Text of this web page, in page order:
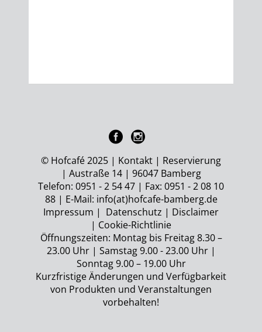
© Hofcafé 2025 | Kontakt | Reservierung
| Austraße 14 | 96047 Bamberg
Telefon: 0951 - 2 54 47 | Fax: 0951 - 2 08 10
88 | E-Mail: info(at)hofcafe-bamberg.de
Impressum | Datenschutz | Disclaimer
| Cookie-Richtlinie
Öffnungszeiten: Montag bis Freitag 8.30 –
23.00 Uhr | Samstag 9.00 - 23.00 Uhr |
Sonntag 9.00 – 19.00 Uhr
Kurzfristige Änderungen und Verfügbarkeit
von Produkten und Veranstaltungen
vorbehalten!